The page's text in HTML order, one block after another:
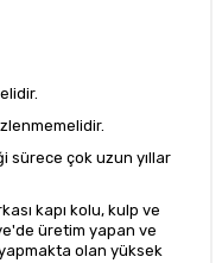
sürece çok uzun yıllar
kapı kolu, kulp ve
üretim yapan ve
olan yüksek